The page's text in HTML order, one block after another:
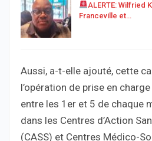
ALERTE: Wilfried
Franceville et…
Aussi, a-t-elle ajouté, cette
l’opération de prise en
entre les 1er et 5 de chaque
dans les Centres d’Action
(CASS) et Centres Médico-